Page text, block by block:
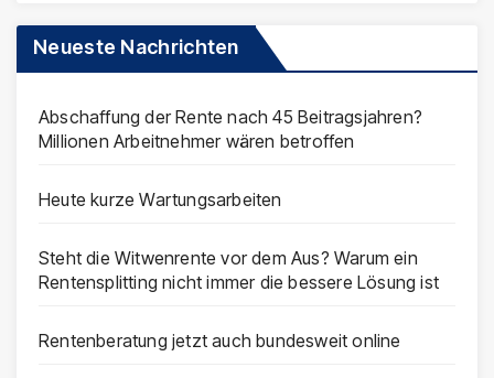
Neueste Nachrichten
Abschaffung der Rente nach 45 Beitragsjahren?
Millionen Arbeitnehmer wären betroffen
Heute kurze Wartungsarbeiten
Steht die Witwenrente vor dem Aus? Warum ein
Rentensplitting nicht immer die bessere Lösung ist
Rentenberatung jetzt auch bundesweit online